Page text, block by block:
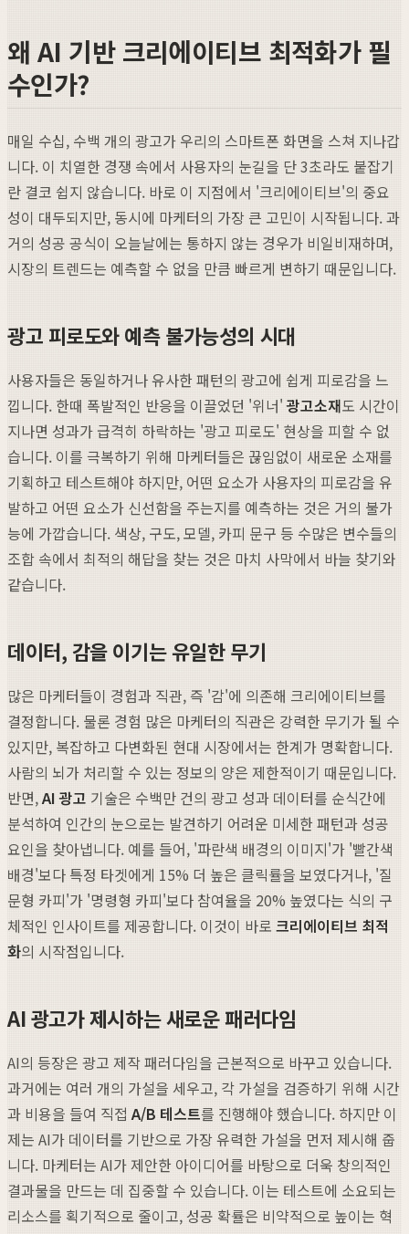
왜 AI 기반 크리에이티브 최적화가 필
수인가?
매일 수십, 수백 개의 광고가 우리의 스마트폰 화면을 스쳐 지나갑
니다. 이 치열한 경쟁 속에서 사용자의 눈길을 단 3초라도 붙잡기
란 결코 쉽지 않습니다. 바로 이 지점에서 '크리에이티브'의 중요
성이 대두되지만, 동시에 마케터의 가장 큰 고민이 시작됩니다. 과
거의 성공 공식이 오늘날에는 통하지 않는 경우가 비일비재하며,
시장의 트렌드는 예측할 수 없을 만큼 빠르게 변하기 때문입니다.
광고 피로도와 예측 불가능성의 시대
사용자들은 동일하거나 유사한 패턴의 광고에 쉽게 피로감을 느
낍니다. 한때 폭발적인 반응을 이끌었던 '위너'광고소재도 시간이
지나면 성과가 급격히 하락하는 '광고 피로도' 현상을 피할 수 없
습니다. 이를 극복하기 위해 마케터들은 끊임없이 새로운 소재를
기획하고 테스트해야 하지만, 어떤 요소가 사용자의 피로감을 유
발하고 어떤 요소가 신선함을 주는지를 예측하는 것은 거의 불가
능에 가깝습니다. 색상, 구도, 모델, 카피 문구 등 수많은 변수들의
조합 속에서 최적의 해답을 찾는 것은 마치 사막에서 바늘 찾기와
같습니다.
데이터, 감을 이기는 유일한 무기
많은 마케터들이 경험과 직관, 즉 '감'에 의존해 크리에이티브를
결정합니다. 물론 경험 많은 마케터의 직관은 강력한 무기가 될 수
있지만, 복잡하고 다변화된 현대 시장에서는 한계가 명확합니다.
사람의 뇌가 처리할 수 있는 정보의 양은 제한적이기 때문입니다.
반면,AI 광고 기술은 수백만 건의 광고 성과 데이터를 순식간에
분석하여 인간의 눈으로는 발견하기 어려운 미세한 패턴과 성공
요인을 찾아냅니다. 예를 들어, '파란색 배경의 이미지'가 '빨간색
배경'보다 특정 타겟에게 15% 더 높은 클릭률을 보였다거나, '질
문형 카피'가 '명령형 카피'보다 참여율을 20% 높였다는 식의 구
체적인 인사이트를 제공합니다. 이것이 바로 크리에이티브 최적
화의 시작점입니다.
AI 광고가 제시하는 새로운 패러다임
AI의 등장은 광고 제작 패러다임을 근본적으로 바꾸고 있습니다.
과거에는 여러 개의 가설을 세우고, 각 가설을 검증하기 위해 시간
과 비용을 들여 직접 A/B 테스트를 진행해야 했습니다. 하지만 이
제는 AI가 데이터를 기반으로 가장 유력한 가설을 먼저 제시해 줍
니다. 마케터는 AI가 제안한 아이디어를 바탕으로 더욱 창의적인
결과물을 만드는 데 집중할 수 있습니다. 이는 테스트에 소요되는
리소스를 획기적으로 줄이고, 성공 확률은 비약적으로 높이는 혁